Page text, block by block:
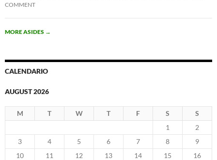
COMMENT
MORE ASIDES →
CALENDARIO
AUGUST 2026
M T W T F S
S
1
2
3
4 5 6 7 8
9
10
11 12 13 14 15
16